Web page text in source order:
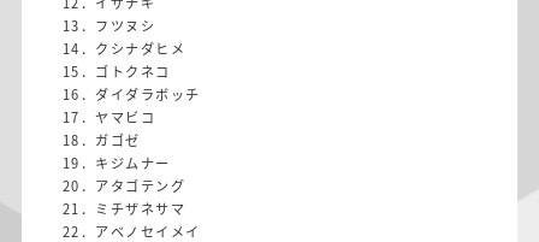
13．フツヌシ
14．クシナダヒメ
15．ゴトクネコ
16．ダイダラボッチ
17．ヤマビコ
18．ガゴゼ
19．キジムナー
20．アタゴテング
21．ミチザネサマ
22．アベノセイメイ